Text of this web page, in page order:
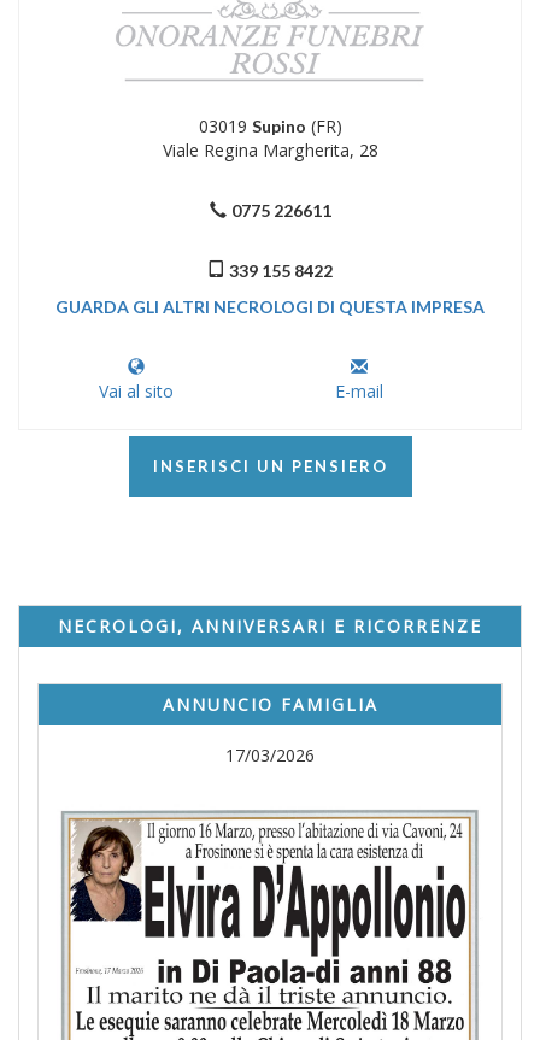
03019 Supino (FR)
Viale Regina Margherita, 28
0775 226611
339 155 8422
GUARDA GLI ALTRI NECROLOGI DI QUESTA IMPRESA
Vai al sito E-mail
INSERISCI UN PENSIERO
NECROLOGI, ANNIVERSARI E RICORRENZE
ANNUNCIO FAMIGLIA
17/03/2026